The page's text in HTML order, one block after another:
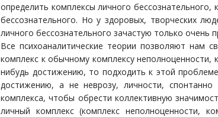
определить комплексы личного
бессознательного. Но у здоровых, творческих
личного бессознательного зачастую только
Все психоаналитические теории позволяют нам
комплекс к обычному комплексу неполноценности,
нибудь достижению, то подходить к этой
достижению, а не неврозу, личности,
комплекса, чтобы обрести коллективную
личный комплекс (комплекс неполноценности,